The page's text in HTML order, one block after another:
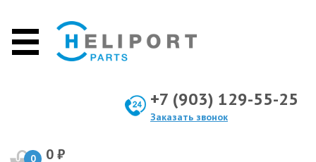
+7 (903) 129-55-25
Заказать звонок
0 0 ₽